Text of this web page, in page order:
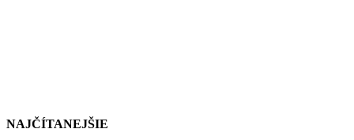
NAJČÍTANEJŠIE